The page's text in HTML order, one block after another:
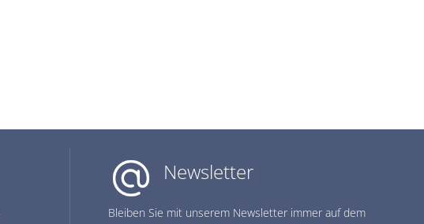
Newsletter
Bleiben Sie mit unserem Newsletter immer auf dem